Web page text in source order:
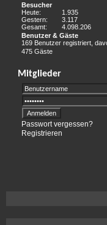
Besucher
Heute:
1.935
Gestern:
3.117
Gesamt:
4.098.206
Benutzer & Gäste
169 Benutzer registriert,
475 Gäste
Mitglieder
Passwort vergessen?
Registrieren